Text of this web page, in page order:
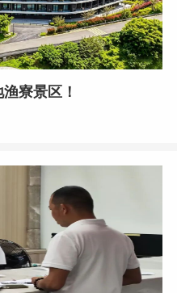
寮景区！